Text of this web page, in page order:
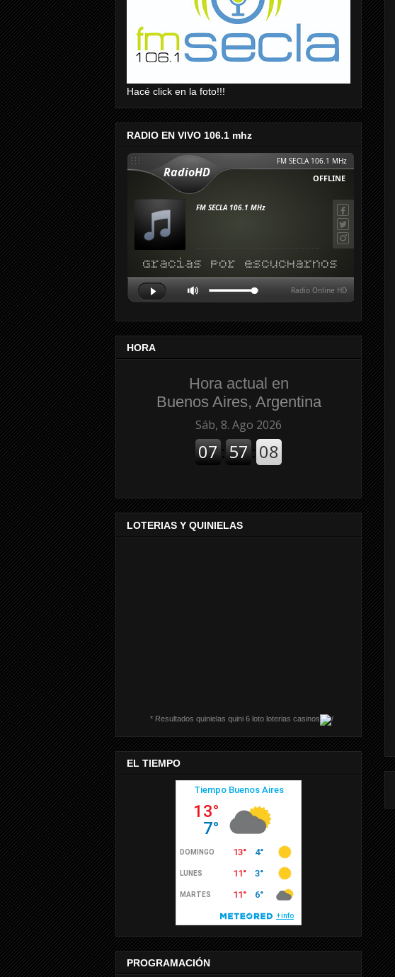
Hacé click en la foto!!!
RADIO EN VIVO 106.1 mhz
HORA
Hora actual en
Buenos Aires, Argentina
LOTERIAS Y QUINIELAS
* Resultados quinielas quini 6 loto loterias casinos
EL TIEMPO
PROGRAMACIÓN